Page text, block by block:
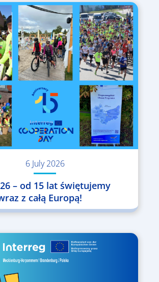
6 July 2026
– od 15 lat świętujemy
z całą Europą!